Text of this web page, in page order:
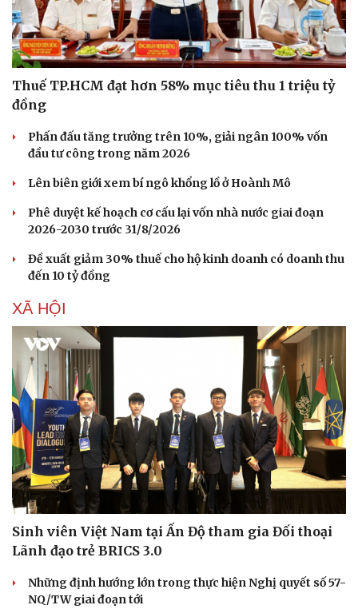
Thuế TP.HCM đạt hơn 58% mục tiêu thu 1 triệu tỷ
đồng
Phấn đấu tăng trưởng trên 10%, giải ngân 100% vốn
đầu tư công trong năm 2026
Lên biên giới xem bí ngô khổng lồ ở Hoành Mô
Phê duyệt kế hoạch cơ cấu lại vốn nhà nước giai đoạn
2026-2030 trước 31/8/2026
Đề xuất giảm 30% thuế cho hộ kinh doanh có doanh thu
đến 10 tỷ đồng
XÃ HỘI
Sinh viên Việt Nam tại Ấn Độ tham gia Đối thoại
Lãnh đạo trẻ BRICS 3.0
Những định hướng lớn trong thực hiện Nghị quyết số 57-
NQ/TW giai đoạn tới